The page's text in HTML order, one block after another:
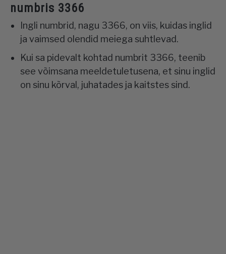
numbris 3366
Ingli numbrid, nagu 3366, on viis, kuidas inglid
ja vaimsed olendid meiega suhtlevad.
Kui sa pidevalt kohtad numbrit 3366, teenib
see võimsana meeldetuletusena, et sinu inglid
on sinu kõrval, juhatades ja kaitstes sind.